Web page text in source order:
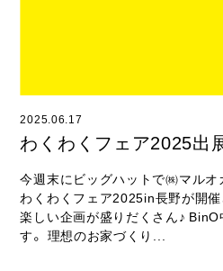
2025.06.17
わくわくフェア2025出
今週末にビッグハットで㈱マルオ
わくわくフェア2025in長野が開
楽しい企画が盛りだくさん♪ BinO
す。 理想のお家づくり...